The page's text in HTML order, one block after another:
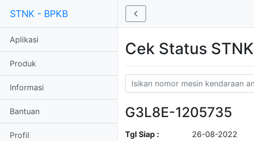
STNK - BPKB
Aplikasi
Produk
Informasi
Bantuan
Profil
Cek Status STNK
G3L8E-1205735
Tgl Siap :
26-08-2022